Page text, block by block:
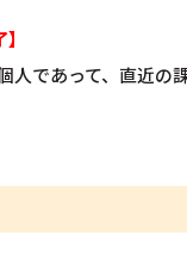
人であって、直近